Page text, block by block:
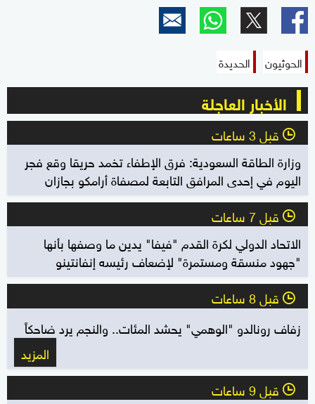
الحوثيون الحديدة
الأخبار العاجلة
l قبل 3 ساعات
وزارة الطاقة السعودية: فرق الإطفاء تخمد حريقا وقع فجر
اليوم في إحدى المرافق التابعة لمصفاة أرامكو بجازان
l قبل 7 ساعات
الاتحاد الدولي لكرة القدم "فيفا" يدين ما وصفها بأنها
"جهود منسقة ومستمرة" لإضعاف رئيسه إنفانتينو
l قبل 8 ساعات
زفاف رونالدو "الوهمي" يحشد المئات.. والنجم يرد ضاحكاً
المزيد
l قبل 9 ساعات